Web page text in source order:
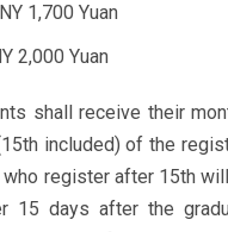
1,700 Yuan
2,000 Yuan
shall receive their
included) of the
who register after 15th
15 days after the